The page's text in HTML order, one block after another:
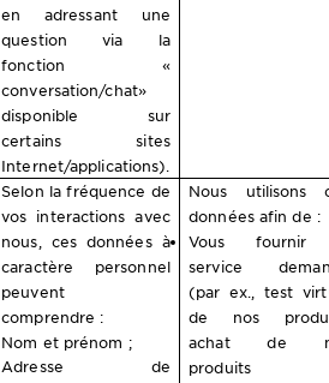
en adressant une
question via la
fonction «
conversation/chat»
disponible sur
certains sites
Internet/applications).
Selon la fréquence de
vos interactions avec
nous, ces données à
caractère personnel
peuvent
comprendre :
Nom et prénom ;
Adresse de
Nous utilisons
données afin de :
Vous fournir
service
(par ex., test
de nos
achat de
produits